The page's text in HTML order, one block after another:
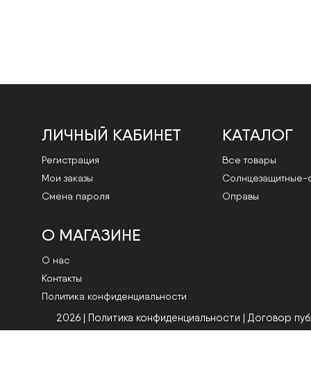
ЛИЧНЫЙ КАБИНЕТ
Регистрация
Мои заказы
Смена пароля
КАТАЛОГ
Все товары
Cолнцезащитные-
Оправы
О МАГАЗИНЕ
О нас
Контакты
Политика конфиденциальности
2026 | Политика конфиденциальности Договор